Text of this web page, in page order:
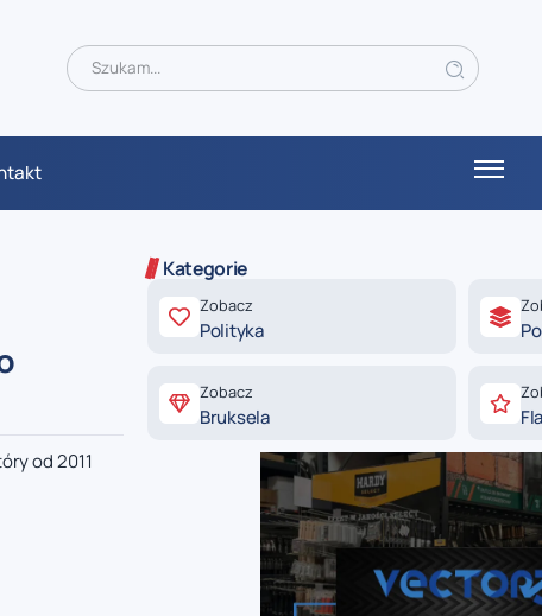
od 2011
Kategorie
Zobacz
Polityka
Zobacz
Bruksela